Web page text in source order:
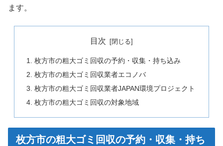
ます。
目次
枚方市の粗大ゴミ回収の予約・収集・持ち込み
枚方市の粗大ゴミ回収業者エコノバ
枚方市の粗大ゴミ回収業者JAPAN環境プロジェクト
枚方市の粗大ゴミ回収の対象地域
枚方市の粗大ゴミ回収の予約・収集・持ち